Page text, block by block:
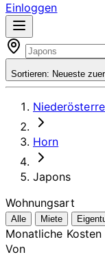
Einloggen
Sortieren: Neueste
Horn
Japons
Wohnungsart
Alle Miete
Monatliche Kosten
Von